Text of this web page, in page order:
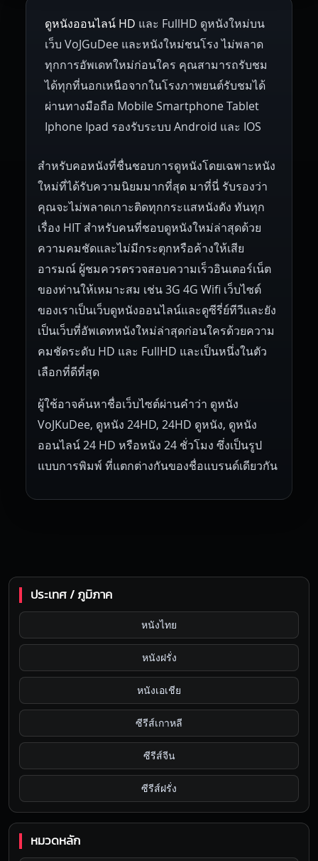
1945 1942 1941 1940 1939
1937 1930
Hungary Denmark Bulgaria
Czech Republic Brazil Turkey
ดูหนังออนไลน์ HD และ FullHD ดูหนังใหม่บน
เว็บ VoJGuDee และหนังใหม่ชนโรง ไม่พลาด
ทุกการอัพเดทใหม่ก่อนใคร คุณสามารถรับชม
ได้ทุกที่นอกเหนือจากในโรงภาพยนต์รับชมได้
ผ่านทางมือถือ Mobile Smartphone Tablet
Iphone Ipad รองรับระบบ Android และ IOS
สำหรับคอหนังที่ชื่นชอบการดูหนังโดยเฉพาะหนัง
ใหม่ที่ได้รับความนิยมมากที่สุด มาที่นี่ รับรองว่า
คุณจะไม่พลาดเกาะติดทุกกระแสหนังดัง ทันทุก
เรื่อง HIT สำหรับคนที่ชอบดูหนังใหม่ล่าสุดด้วย
ความคมชัดและไม่มีกระตุกหรือค้างให้เสีย
อารมณ์ ผู้ชมควรตรวจสอบความเร็วอินเตอร์เน็ต
ของท่านให้เหมาะสม เช่น 3G 4G Wifi เว็บไซต์
ของเราเป็นเว็บดูหนังออนไลน์และดูซีรี่ย์ทีวีและยัง
เป็นเว็บที่อัพเดทหนังใหม่ล่าสุดก่อนใครด้วยความ
คมชัดระดับ HD และ FullHD และเป็นหนึ่งในตัว
เลือกที่ดีที่สุด
ผู้ใช้อาจค้นหาชื่อเว็บไซต์ผ่านคำว่า ดูหนัง
VoJKuDee, ดูหนัง 24HD, 24HD ดูหนัง, ดูหนัง
ออนไลน์ 24 HD หรือหนัง 24 ชั่วโมง ซึ่งเป็นรูป
แบบการพิมพ์ ที่แตกต่างกันของชื่อแบรนด์เดียวกัน
ประเทศ / ภูมิภาค
หนังไทย
หนังฝรั่ง
หนังเอเชีย
ซีรีส์เกาหลี
ซีรีส์จีน
ซีรีส์ฝรั่ง
หมวดหลัก